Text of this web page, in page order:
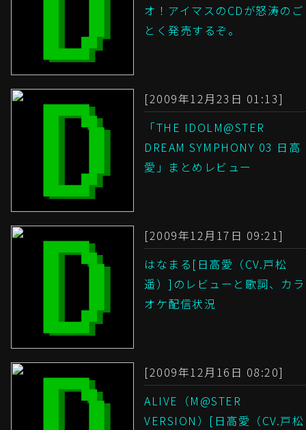
オ！アイマスのCDが怒涛のご
とく発売するぞ。
[2009年12月23日 01:13]
「THE IDOLM@STER
DREAM SYMPHONY 03 日高
愛」まとめレビュー
[2009年12月17日 09:21]
はなまる[日高愛（CV.戸松
遥）]のレビューと歌詞、カラ
オケ配信状況
[2009年12月16日 08:20]
ALIVE（M@STER
VERSION）[日高愛（CV.戸松